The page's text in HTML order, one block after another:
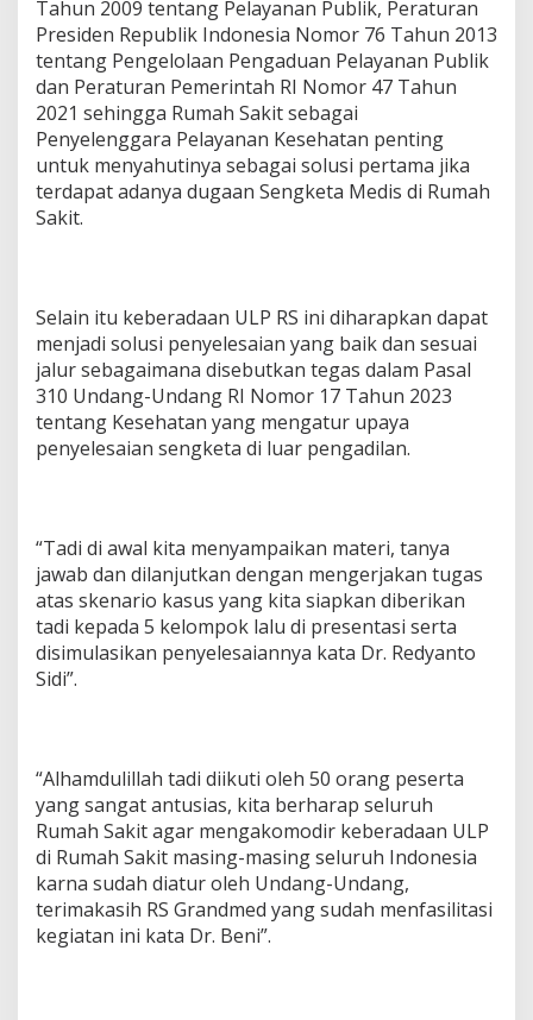
Tahun 2009 tentang Pelayanan Publik, Peraturan
Presiden Republik Indonesia Nomor 76 Tahun 2013
tentang Pengelolaan Pengaduan Pelayanan Publik
dan Peraturan Pemerintah RI Nomor 47 Tahun
2021 sehingga Rumah Sakit sebagai
Penyelenggara Pelayanan Kesehatan penting
untuk menyahutinya sebagai solusi pertama jika
terdapat adanya dugaan Sengketa Medis di Rumah
Sakit.
Selain itu keberadaan ULP RS ini diharapkan dapat
menjadi solusi penyelesaian yang baik dan sesuai
jalur sebagaimana disebutkan tegas dalam Pasal
310 Undang-Undang RI Nomor 17 Tahun 2023
tentang Kesehatan yang mengatur upaya
penyelesaian sengketa di luar pengadilan.
“Tadi di awal kita menyampaikan materi, tanya
jawab dan dilanjutkan dengan mengerjakan tugas
atas skenario kasus yang kita siapkan diberikan
tadi kepada 5 kelompok lalu di presentasi serta
disimulasikan penyelesaiannya kata Dr. Redyanto
Sidi”.
“Alhamdulillah tadi diikuti oleh 50 orang peserta
yang sangat antusias, kita berharap seluruh
Rumah Sakit agar mengakomodir keberadaan ULP
di Rumah Sakit masing-masing seluruh Indonesia
karna sudah diatur oleh Undang-Undang,
terimakasih RS Grandmed yang sudah menfasilitasi
kegiatan ini kata Dr. Beni”.